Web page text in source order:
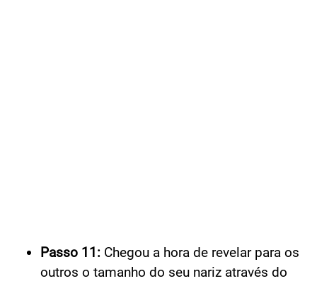
Passo 11: Chegou a hora de revelar para os
outros o tamanho do seu nariz através do